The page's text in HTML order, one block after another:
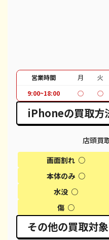
iPhone 11 Pro Max
iPhone XS Max
iPhone X
iPhone 8 Plus
都度見
都度見
都度見
都度見
営業時間 月 火
9:00~18:00
○ ○
iPhoneの買取方
店頭買
画面割れ ○
本体のみ ○
水没 ○
傷 ○
その他の買取対